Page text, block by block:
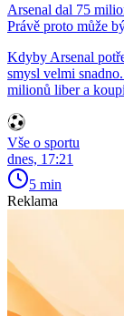
Arsenal dal 75
Právě proto může
Kdyby Arsenal
smysl velmi
milionů liber a
Vše o sportu
dnes, 17:21
5 min
Reklama